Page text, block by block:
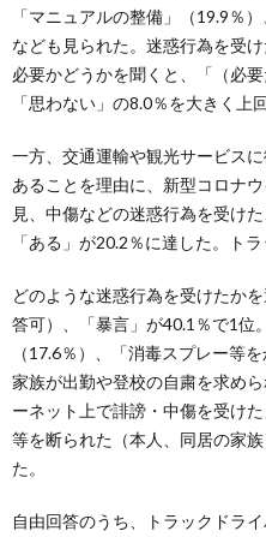
「マニュアルの整備」（19.9％
なども見られた。迷惑行為を受
必要かどうかを聞くと、「（必
「思わない」の8.0％を大きく上
一方、交通運輸や観光サービス
あることを理由に、新型コロナ
見、中傷などの迷惑行為を受け
「ある」が20.2％に達した。ト
どのような迷惑行為を受けたか
答可）、「暴言」が40.1％で1位
（17.6％）、「消毒スプレー等
家族が出勤や登校の自粛を求め
ーネット上で誹謗・中傷を受け
等を断られた（本人、同居の家
た。
自由回答のうち、トラックドラ